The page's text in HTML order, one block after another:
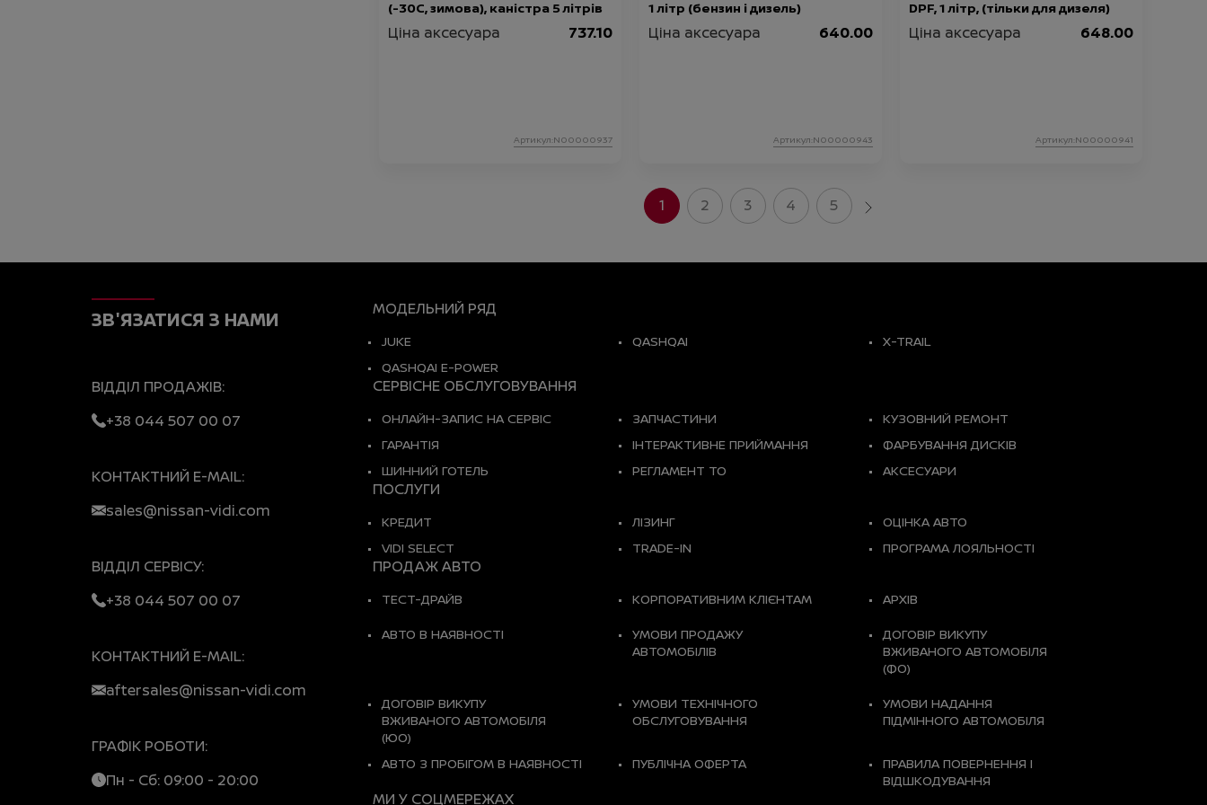
(-30C, зимова), каністра 5 літрів
Ціна аксесуара 737.10
Артикул:N00000937
1 літр (бензин і дизель)
Ціна аксесуара 640.00
Артикул:N00000943
DPF, 1 літр, (тільки для дизеля)
Ціна аксесуара 648.00
Артикул:N00000941
1 2 3 4 5
ЗВ'ЯЗАТИСЯ З НАМИ
ВІДДІЛ ПРОДАЖІВ:
+38 044 507 00 07
КОНТАКТНИЙ E-MAIL:
sales@nissan-vidi.com
ВІДДІЛ СЕРВІСУ:
+38 044 507 00 07
КОНТАКТНИЙ E-MAIL:
aftersales@nissan-vidi.com
ГРАФІК РОБОТИ:
Пн - Сб: 09:00 - 20:00
МОДЕЛЬНИЙ РЯД
JUKE QASHQAI
X-TRAIL
QASHQAI E-POWER
СЕРВІСНЕ ОБСЛУГОВУВАННЯ
ОНЛАЙН-ЗАПИС НА СЕРВІС ЗАПЧАСТИНИ
КУЗОВНИЙ РЕМОНТ
ГАРАНТІЯ
ІНТЕРАКТИВНЕ ПРИЙМАННЯ
ФАРБУВАННЯ ДИСКІВ
ШИННИЙ ГОТЕЛЬ
РЕГЛАМЕНТ ТО АКСЕСУАРИ
ПОСЛУГИ
КРЕДИТ ЛІЗИНГ
ОЦІНКА АВТО
VIDI SELECT
TRADE-IN ПРОГРАМА ЛОЯЛЬНОСТІ
ПРОДАЖ АВТО
ТЕСТ-ДРАЙВ КОРПОРАТИВНИМ КЛІЄНТАМ АРХІВ
АВТО В НАЯВНОСТІ
УМОВИ ПРОДАЖУ
АВТОМОБІЛІВ
ДОГОВІР ВИКУПУ
ВЖИВАНОГО АВТОМОБІЛЯ
(ФО)
ДОГОВІР ВИКУПУ
ВЖИВАНОГО АВТОМОБІЛЯ
(ЮО)
УМОВИ ТЕХНІЧНОГО
ОБСЛУГОВУВАННЯ
УМОВИ НАДАННЯ
ПІДМІННОГО АВТОМОБІЛЯ
АВТО З ПРОБІГОМ В НАЯВНОСТІ ПУБЛІЧНА ОФЕРТА
ПРАВИЛА ПОВЕРНЕННЯ І
ВІДШКОДУВАННЯ
МИ У СОЦМЕРЕЖАХ